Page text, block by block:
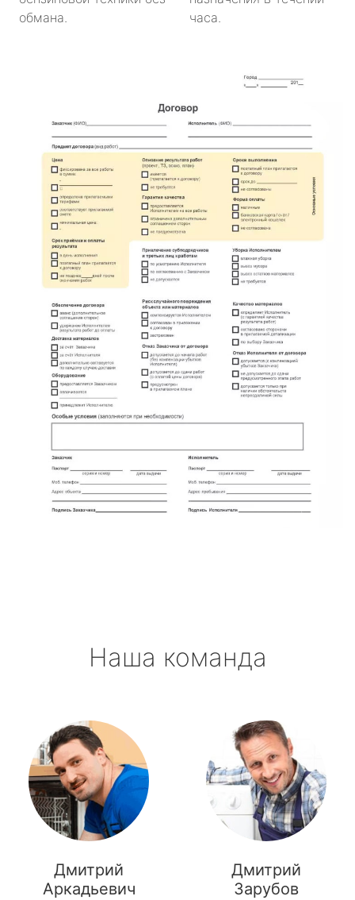
обмана.
часа.
Наша команда
Дмитрий
Аркадьевич
Дмитрий
Зарубов